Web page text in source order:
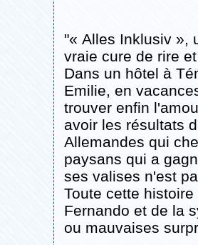
"« Alles Inklusiv »,
vraie cure de rire
Dans un hôtel à
Emilie, en
trouver enfin
avoir les résultats
Allemandes qui
paysans qui a
ses valises n'est
Toute cette
Fernando et de la
ou mauvaises